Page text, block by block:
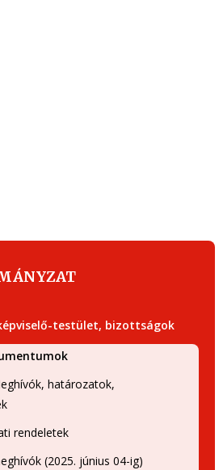
testület, bizottságok
határozatok,
rendeletek
(2025. június 04-ig)